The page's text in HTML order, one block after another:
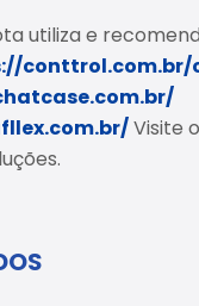
utiliza e
Visite